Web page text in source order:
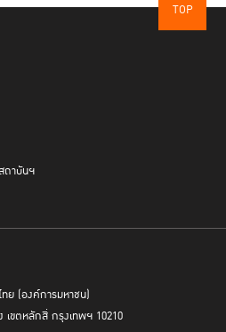
TOP
ถาบันฯ
ย (องค์การมหาชน)
ขตหลักสี่ กรุงเทพฯ 10210